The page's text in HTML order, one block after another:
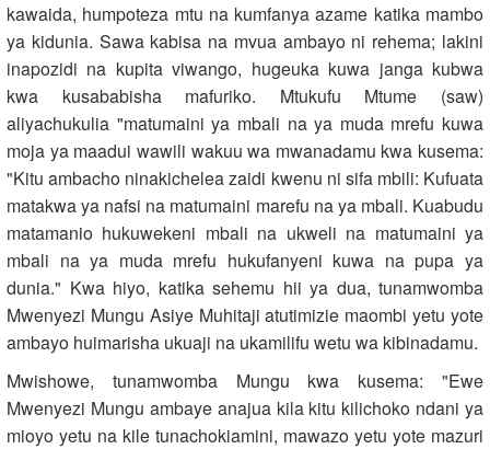
kawaida, humpoteza mtu na kumfanya azame katika mambo
ya kidunia. Sawa kabisa na mvua ambayo ni rehema; lakini
inapozidi na kupita viwango, hugeuka kuwa janga kubwa
kwa kusababisha mafuriko. Mtukufu Mtume (saw)
aliyachukulia "matumaini ya mbali na ya muda mrefu kuwa
moja ya maadui wawili wakuu wa mwanadamu kwa kusema:
"Kitu ambacho ninakichelea zaidi kwenu ni sifa mbili: Kufuata
matakwa ya nafsi na matumaini marefu na ya mbali. Kuabudu
matamanio hukuwekeni mbali na ukweli na matumaini ya
mbali na ya muda mrefu hukufanyeni kuwa na pupa ya
dunia." Kwa hiyo, katika sehemu hii ya dua, tunamwomba
Mwenyezi Mungu Asiye Muhitaji atutimizie maombi yetu yote
ambayo huimarisha ukuaji na ukamilifu wetu wa kibinadamu.
Mwishowe, tunamwomba Mungu kwa kusema: "Ewe
Mwenyezi Mungu ambaye anajua kila kitu kilichoko ndani ya
mioyo yetu na kile tunachokiamini, mawazo yetu yote mazuri